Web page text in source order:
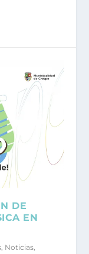
DE
EN
, Noticias,